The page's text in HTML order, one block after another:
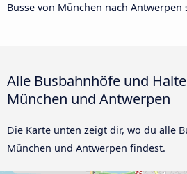
Busse von München nach Antwerpen
Alle Busbahnhöfe und
München und Antwerpen
Die Karte unten zeigt dir, wo du alle
München und Antwerpen findest.